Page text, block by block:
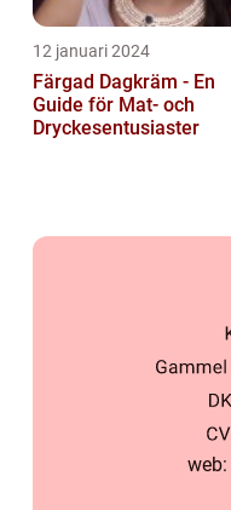
12 januari 2024
Färgad Dagkräm - En
Guide för Mat- och
Dryckesentusiaster
web: